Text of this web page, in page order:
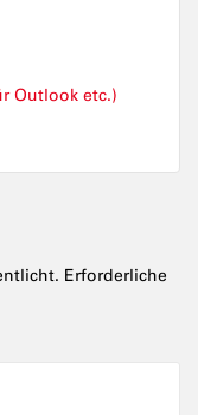
Outlook etc.)
Erforderliche